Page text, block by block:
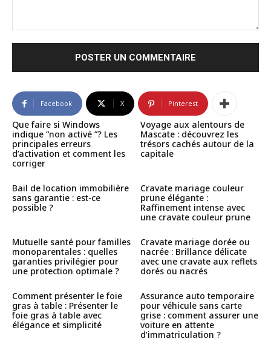
Facebook X Pinterest
Que faire si Windows
indique “non activé ”? Les
principales erreurs
d’activation et comment les
corriger
Voyage aux alentours de
Mascate : découvrez les
trésors cachés autour de la
capitale
Bail de location immobilière
sans garantie : est-ce
possible ?
Cravate mariage couleur
prune élégante :
Raffinement intense avec
une cravate couleur prune
Mutuelle santé pour familles
monoparentales : quelles
garanties privilégier pour
une protection optimale ?
Cravate mariage dorée ou
nacrée : Brillance délicate
avec une cravate aux reflets
dorés ou nacrés
Comment présenter le foie
gras à table : Présenter le
foie gras à table avec
élégance et simplicité
Assurance auto temporaire
pour véhicule sans carte
grise : comment assurer une
voiture en attente
d’immatriculation ?